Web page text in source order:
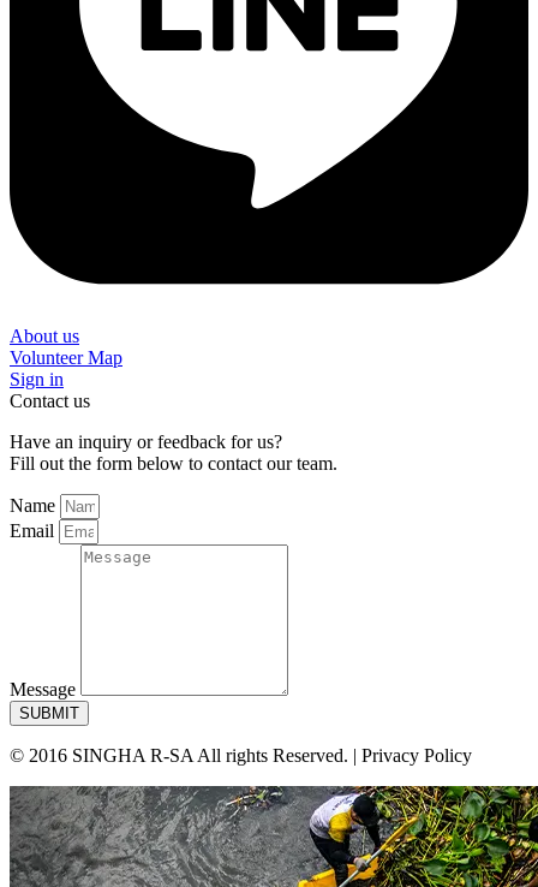
About us
Volunteer Map
Sign in
Contact us
Have an inquiry or feedback for us?
Fill out the form below to contact our team.
Name
Email
Message
SUBMIT
© 2016 SINGHA R-SA All rights Reserved. | Privacy Policy